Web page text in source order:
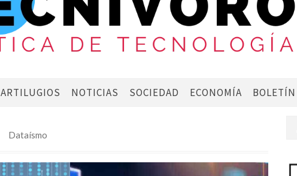
ARTILUGIOS NOTICIAS SOCIEDAD ECONOMÍA BOLETÍN
Dataísmo